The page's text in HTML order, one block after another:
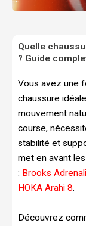
Quelle
? Guide
Vous avez une
chaussure
mouvement
course,
stabilité et
met en avant
: Brooks
HOKA Arahi 8.
Découvrez